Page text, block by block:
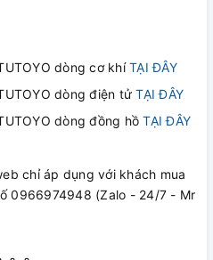
dòng cơ khíTẠI ĐÂY
dòng điện tửTẠI ĐÂY
dòng đồng hồTẠI ĐÂY
chỉ áp dụng với khách mua
0966974948 (Zalo - 24/7 - Mr